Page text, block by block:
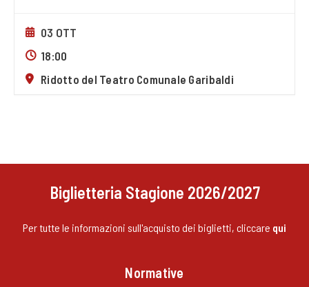
03 OTT
18:00
Ridotto del Teatro Comunale Garibaldi
Biglietteria Stagione 2026/2027
Per tutte le informazioni sull'acquisto dei biglietti, cliccare qui
Normative